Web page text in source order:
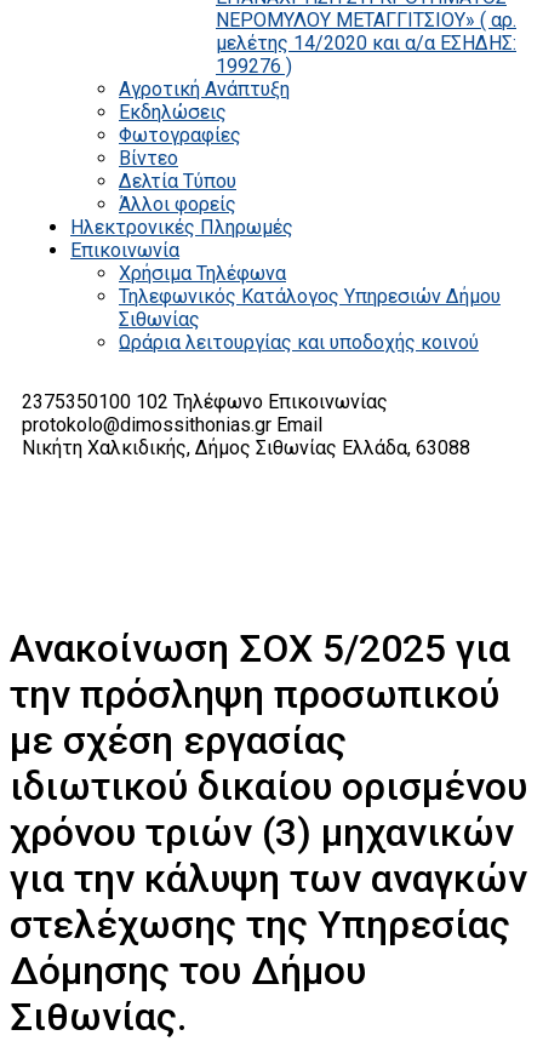
ΝΕΡΟΜΥΛΟΥ ΜΕΤΑΓΓΙΤΣΙΟΥ» ( αρ.
μελέτης 14/2020 και α/α ΕΣΗΔΗΣ:
199276 )
Αγροτική Ανάπτυξη
Εκδηλώσεις
Φωτογραφίες
Βίντεο
Δελτία Τύπου
Άλλοι φορείς
Ηλεκτρονικές Πληρωμές
Επικοινωνία
Χρήσιμα Τηλέφωνα
Τηλεφωνικός Κατάλογος Υπηρεσιών Δήμου
Σιθωνίας
Ωράρια λειτουργίας και υποδοχής κοινού
2375350100 102 Τηλέφωνο Επικοινωνίας
protokolo@dimossithonias.gr Email
Νικήτη Χαλκιδικής, Δήμος Σιθωνίας Ελλάδα, 63088
Ανακοίνωση ΣΟΧ 5/2025 για
την πρόσληψη προσωπικού
με σχέση εργασίας
ιδιωτικού δικαίου ορισμένου
χρόνου τριών (3) μηχανικών
για την κάλυψη των αναγκών
στελέχωσης της Υπηρεσίας
Δόμησης του Δήμου
Σιθωνίας.